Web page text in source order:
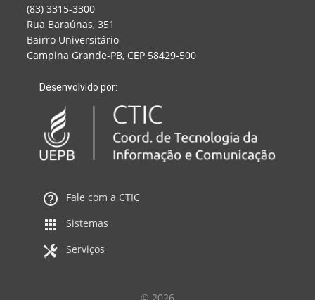
(83) 3315-3300
Rua Baraúnas, 351
Bairro Universitário
Campina Grande-PB, CEP 58429-500
Desenvolvido por:
Fale com a CTIC
Sistemas
Serviços